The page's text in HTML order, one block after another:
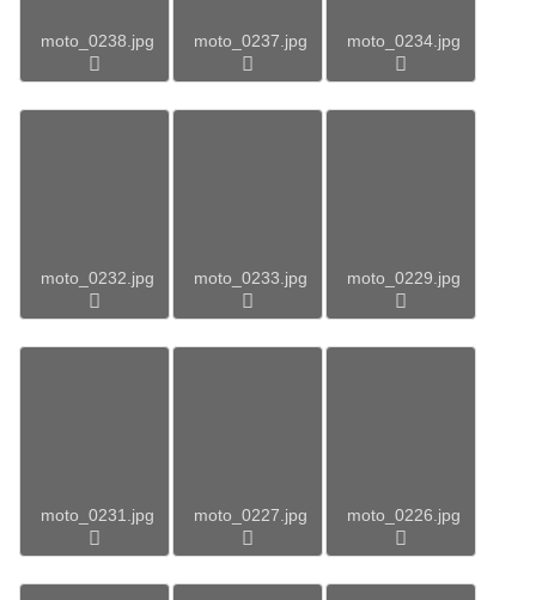
moto_0238.jpg moto_0237.jpg moto_0234.jpg
moto_0232.jpg moto_0233.jpg moto_0229.jpg
moto_0231.jpg moto_0227.jpg moto_0226.jpg